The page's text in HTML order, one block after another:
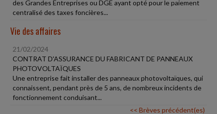
des Grandes Entreprises ou DGE ayant opté pour le paiement
centralisé des taxes foncières...
Vie des affaires
21/02/2024
CONTRAT D'ASSURANCE DU FABRICANT DE PANNEAUX
PHOTOVOLTAÏQUES
Une entreprise fait installer des panneaux photovoltaïques, qui
connaissent, pendant près de 5 ans, de nombreux incidents de
fonctionnement conduisant...
<< Brèves précédent(es)